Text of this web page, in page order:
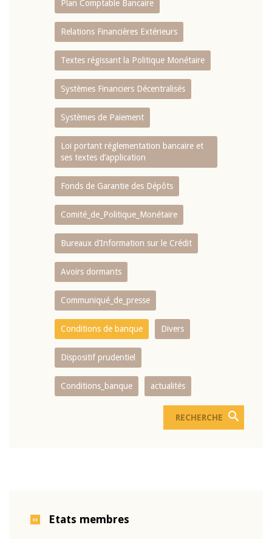
Plan Comptable Bancaire
Relations Financières Extérieurs
Textes régissant la Politique Monétaire
Systèmes Financiers Décentralisés
Systèmes de Paiement
Loi portant réglementation bancaire et
ses textes d’application
Fonds de Garantie des Dépôts
Comité_de_Politique_Monétaire
Bureaux d’Information sur le Crédit
Avoirs dormants
Communiqué_de_presse
Conditions de banque Divers
Dispositif prudentiel
Conditions_banque actualités
Etats membres